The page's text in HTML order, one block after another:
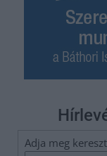
Adja meg